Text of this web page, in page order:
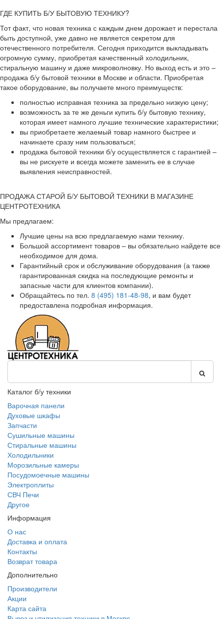
ГДЕ КУПИТЬ Б/У БЫТОВУЮ ТЕХНИКУ?
Тот факт, что новая техника с каждым днем дорожает и перестала
быть доступной, уже давно не является секретом для
отечественного потребителя. Сегодня приходится выкладывать
огромную сумму, приобретая качественный холодильник,
стиральную машину и даже микроволновку. Но выход есть и это –
продажа б/у бытовой техники в Москве и области. Приобретая
такое оборудование, вы получаете много преимуществ:
полностью исправная техника за предельно низкую цену;
возможность за те же деньги купить б/у бытовую технику,
которая имеет намного лучшие технические характеристики;
вы приобретаете желаемый товар намного быстрее и
начинаете сразу ним пользоваться;
продажа бытовой техники б/у осуществляется с гарантией –
вы не рискуете и всегда можете заменить ее в случае
выявления неисправностей.
ПРОДАЖА СТАРОЙ Б/У БЫТОВОЙ ТЕХНИКИ В МАГАЗИНЕ
ЦЕНТРОТЕХНИКА
Мы предлагаем:
Лучшие цены на всю предлагаемую нами технику.
Большой ассортимент товаров – вы обязательно найдете все
необходимое для дома.
Гарантийный срок и обслуживание оборудования (а также
гарантированная скидка на последующие ремонты и
запасные части для клиентов компании).
Обращайтесь по тел. 8 (495) 181-48-98, и вам будет
предоставлена подробная информация.
Каталог б/у техники
Варочная панели
Духовые шкафы
Запчасти
Сушильные машины
Стиральные машины
Холодильники
Морозильные камеры
Посудомоечные машины
Электроплиты
СВЧ Печи
Другое
Информация
О нас
Доставка и оплата
Контакты
Возврат товара
Дополнительно
Производители
Акции
Карта сайта